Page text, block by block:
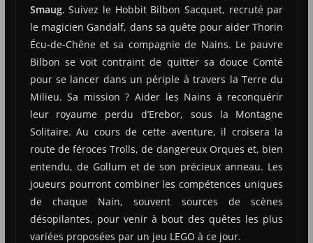
Smaug. Suivez le Hobbit Bilbon Sacquet, recruté par
le magicien Gandalf, dans sa quête pour aider Thorin
Écu-de-Chêne et sa compagnie de Nains. Le pauvre
Bilbon se voit contraint de quitter sa douce Comté
pour se lancer dans un périple à travers la Terre du
Milieu. Sa mission ? Aider les Nains à reconquérir
leur royaume perdu d’Erebor, sous la Montagne
Solitaire. Au cours de cette aventure, il croisera la
route de féroces Trolls, de dangereux Orques et, bien
entendu, de Gollum et de son précieux anneau. Les
joueurs pourront combiner les compétences uniques
de chaque Nain, souvent sources de scènes
désopilantes, pour venir à bout des quêtes les plus
variées proposées par un jeu LEGO à ce jour.